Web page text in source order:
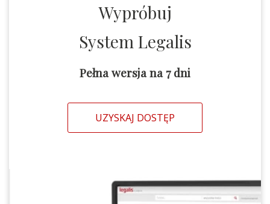
Wypróbuj
System Legalis
Pełna wersja na 7 dni
UZYSKAJ DOSTĘP